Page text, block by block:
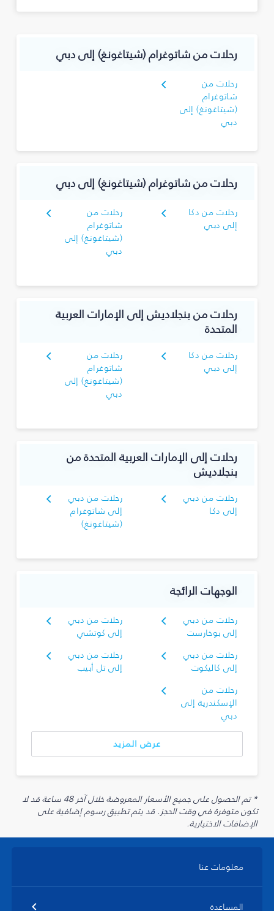
رحلات من شاتوغرام (شيتاغونغ) إلى دبي
رحلات من
شاتوغرام
(شيتاغونغ) إلى
دبي
رحلات من شاتوغرام (شيتاغونغ) إلى دبي
رحلات من دكا
إلى دبي
رحلات من
شاتوغرام
(شيتاغونغ) إلى
دبي
رحلات من بنجلاديش إلى الإمارات العربية
المتحدة
رحلات من دكا
إلى دبي
رحلات من
شاتوغرام
(شيتاغونغ) إلى
دبي
رحلات إلى الإمارات العربية المتحدة من
بنجلاديش
رحلات من دبي
إلى دكا
رحلات من دبي
إلى شاتوغرام
(شيتاغونغ)
الوجهات الرائجة
رحلات من دبي
إلى بوخارست
رحلات من دبي
إلى كوتشي
رحلات من دبي
إلى كاليكوت
رحلات من دبي
إلى تل أبيب
رحلات من
الإسكندرية إلى
دبي
عرض المزيد
* تم الحصول على جميع الأسعار المعروضة خلال آخر 48 ساعة قد لا
تكون متوفرة في وقت الحجز. قد يتم تطبيق رسوم إضافية على
الإضافات الاختيارية.
معلومات عنا
المساعدة